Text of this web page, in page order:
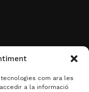
com ara les
a la informació